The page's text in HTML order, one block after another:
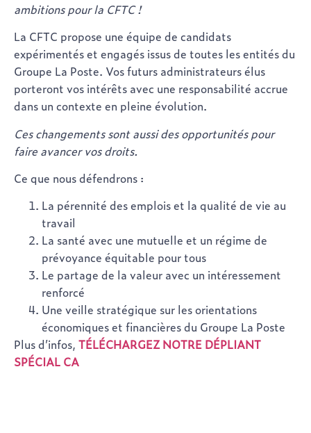
ambitions pour la CFTC !
La CFTC propose une équipe de candidats
expérimentés et engagés issus de toutes les entités du
Groupe La Poste. Vos futurs administrateurs élus
porteront vos intérêts avec une responsabilité accrue
dans un contexte en pleine évolution.
Ces changements sont aussi des opportunités pour
faire avancer vos droits.
Ce que nous défendrons :
La pérennité des emplois et la qualité de vie au
travail
La santé avec une mutuelle et un régime de
prévoyance équitable pour tous
Le partage de la valeur avec un intéressement
renforcé
Une veille stratégique sur les orientations
économiques et financières du Groupe La Poste
Plus d’infos, TÉLÉCHARGEZ NOTRE DÉPLIANT
SPÉCIAL CA